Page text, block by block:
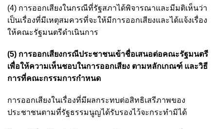
(4) การออกเสียงในกรณีที่รัฐสภาได้พิจารณาและมีมติเห็นว่า
เป็นเรื่องที่มีเหตุสมควรที่จะให้มีการออกเสียงและได้แจ้งเรื่อง
ให้คณะรัฐมนตรีดำเนินการ
(5) การออกเสียงกรณีประชาชนเข้าชื่อเสนอต่อคณะรัฐมนตรี
เพื่อให้ความเห็นชอบในการออกเสียง ตามหลักเกณฑ์ และวิธี
การที่คณะกรรมการกำหนด
การออกเสียงในเรื่องที่มีผลกระทบต่อสิทธิเสรีภาพของ
ประชาชนตามที่รัฐธรรมนูญได้รับรองไว้จะกระทำมิได้